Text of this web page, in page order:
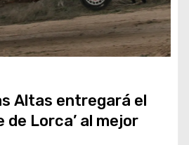
Altas entregará el
de Lorca’ al mejor